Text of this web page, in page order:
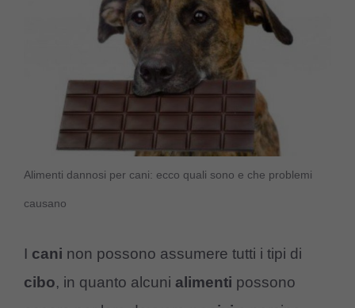
Alimenti dannosi per cani: ecco quali sono e che problemi
causano
I cani non possono assumere tutti i tipi di
cibo, in quanto alcuni alimenti possono